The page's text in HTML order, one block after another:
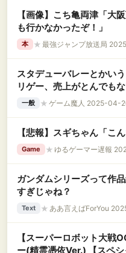
【画像】こち亀両津「大
も行かなかったぞ！」
本 ★ 最強ジャンプ放送局
スタデューバレーとかい
リゲー、売上がとんでも
一般 ★ ゲーム魔人 2025-04-
【悲報】スギちゃん「こ
Game ★ ゆるゲーマー遅報
ガンダムシリーズって作
すぎじゃね？
Text ★ ああ言えばForYou
【スーパーロボット大戦
ー(精霊憑依Ver.) 【スペ